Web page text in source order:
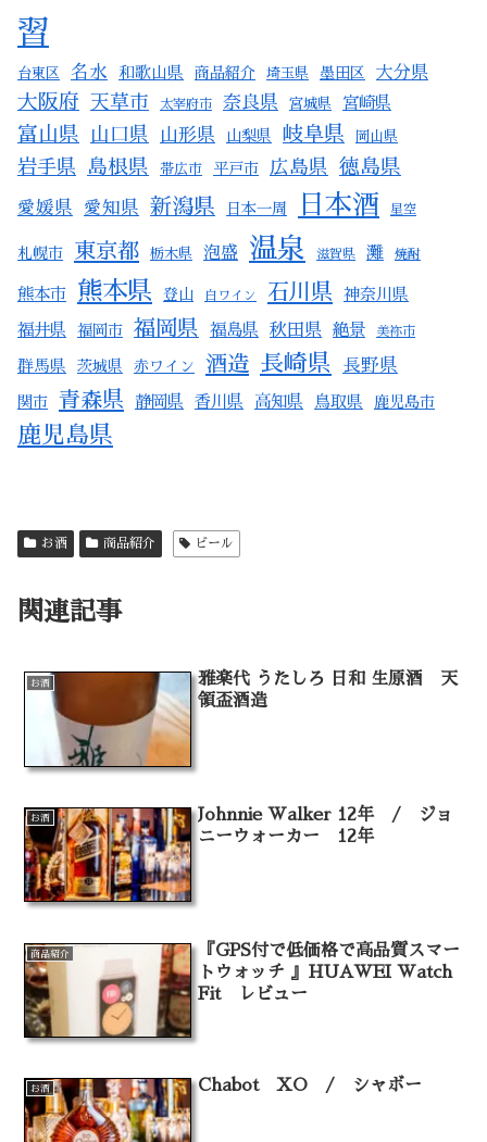
習
台東区 名水 和歌山県 商品紹介 埼玉県 墨田区 大分県
大阪府 天草市 太宰府市 奈良県 宮城県 宮崎県
富山県 山口県 山形県 山梨県 岐阜県 岡山県
岩手県 島根県 帯広市 平戸市 広島県 徳島県
愛媛県 愛知県 新潟県 日本一周 日本酒 星空
札幌市 東京都 栃木県 泡盛 温泉 滋賀県 灘 焼酎
熊本市 熊本県 登山 白ワイン 石川県 神奈川県
福井県 福岡市 福岡県 福島県 秋田県 絶景 美祢市
群馬県 茨城県 赤ワイン 酒造 長崎県 長野県
関市 青森県 静岡県 香川県 高知県 鳥取県 鹿児島市
鹿児島県
お酒 商品紹介 ビール
関連記事
お酒
雅楽代 うたしろ 日和 生原酒 天
領盃酒造
お酒
Johnnie Walker 12年 / ジョ
ニーウォーカー 12年
商品紹介
『GPS付で低価格で高品質スマー
トウォッチ 』HUAWEI Watch
Fit レビュー
お酒 Chabot XO / シャボー